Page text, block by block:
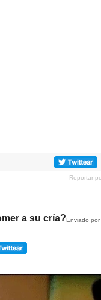
Reportar
Enviado por
a su cría?